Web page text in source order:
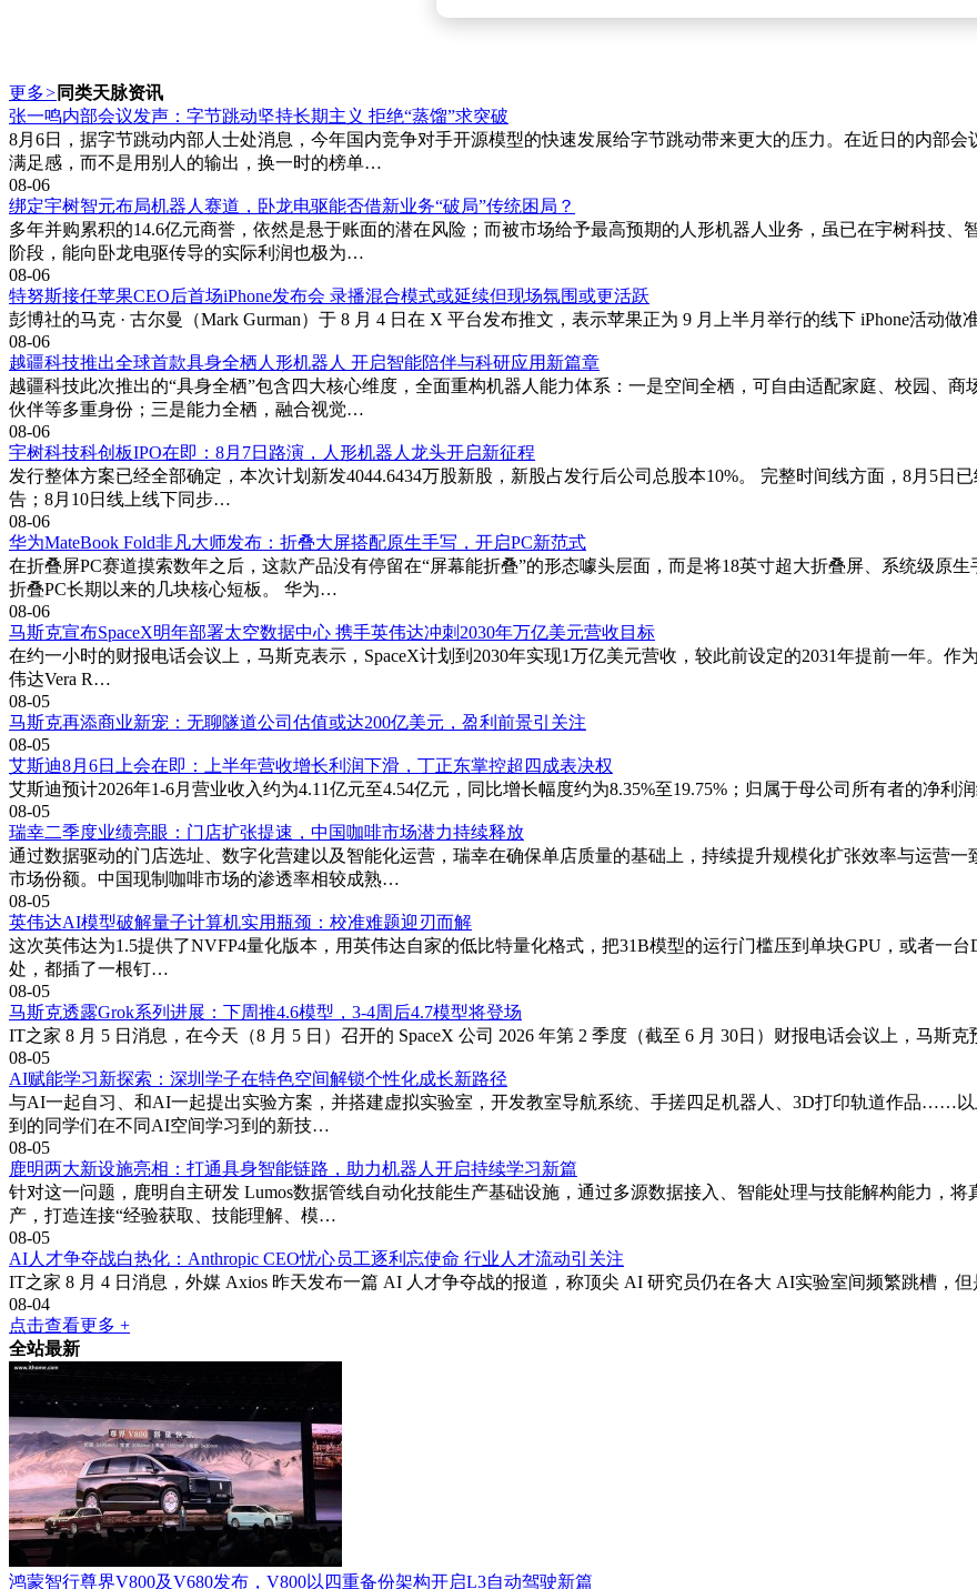
更多> 同类天脉资讯
张一鸣内部会议发声：字节跳动坚持长期主义 拒绝“蒸馏”求突破
8月6日，据字节跳动内部人士处消息，今年国内竞争对手开源模型的快速发展给字节跳动带来更大的压力。在近日的内部
满足感，而不是用别人的输出，换一时的榜单…
08-06
绑定宇树智元布局机器人赛道，卧龙电驱能否借新业务“破局”传统困局？
多年并购累积的14.6亿元商誉，依然是悬于账面的潜在风险；而被市场给予最高预期的人形机器人业务，虽已在宇树科技
阶段，能向卧龙电驱传导的实际利润也极为…
08-06
特努斯接任苹果CEO后首场iPhone发布会 录播混合模式或延续但现场氛围或更活跃
彭博社的马克 · 古尔曼（Mark Gurman）于 8 月 4 日在 X 平台发布推文，表示苹果正为 9 月上半月举行的线下 iPhone活动
08-06
越疆科技推出全球首款具身全栖人形机器人 开启智能陪伴与科研应用新篇章
越疆科技此次推出的“具身全栖”包含四大核心维度，全面重构机器人能力体系：一是空间全栖，可自由适配家庭、校园、
伙伴等多重身份；三是能力全栖，融合视觉…
08-06
宇树科技科创板IPO在即：8月7日路演，人形机器人龙头开启新征程
发行整体方案已经全部确定，本次计划新发4044.6434万股新股，新股占发行后公司总股本10%。 完整时间线方面，8月5日
告；8月10日线上线下同步…
08-06
华为MateBook Fold非凡大师发布：折叠大屏搭配原生手写，开启PC新范式
在折叠屏PC赛道摸索数年之后，这款产品没有停留在“屏幕能折叠”的形态噱头层面，而是将18英寸超大折叠屏、系统级原
折叠PC长期以来的几块核心短板。 华为…
08-06
马斯克宣布SpaceX明年部署太空数据中心 携手英伟达冲刺2030年万亿美元营收目标
在约一小时的财报电话会议上，马斯克表示，SpaceX计划到2030年实现1万亿美元营收，较此前设定的2031年提前一年。作
伟达Vera R…
08-05
马斯克再添商业新宠：无聊隧道公司估值或达200亿美元，盈利前景引关注
08-05
艾斯迪8月6日上会在即：上半年营收增长利润下滑，丁正东掌控超四成表决权
艾斯迪预计2026年1-6月营业收入约为4.11亿元至4.54亿元，同比增长幅度约为8.35%至19.75%；归属于母公司所有者的净利
08-05
瑞幸二季度业绩亮眼：门店扩张提速，中国咖啡市场潜力持续释放
通过数据驱动的门店选址、数字化营建以及智能化运营，瑞幸在确保单店质量的基础上，持续提升规模化扩张效率与运营
市场份额。中国现制咖啡市场的渗透率相较成熟…
08-05
英伟达AI模型破解量子计算机实用瓶颈：校准难题迎刃而解
这次英伟达为1.5提供了NVFP4量化版本，用英伟达自家的低比特量化格式，把31B模型的运行门槛压到单块GPU，或者一
处，都插了一根钉…
08-05
马斯克透露Grok系列进展：下周推4.6模型，3-4周后4.7模型将登场
IT之家 8 月 5 日消息，在今天（8 月 5 日）召开的 SpaceX 公司 2026 年第 2 季度（截至 6 月 30日）财报电话会议上，马斯
08-05
AI赋能学习新探索：深圳学子在特色空间解锁个性化成长新路径
与AI一起自习、和AI一起提出实验方案，并搭建虚拟实验室，开发教室导航系统、手搓四足机器人、3D打印轨道作品……
到的同学们在不同AI空间学习到的新技…
08-05
鹿明两大新设施亮相：打通具身智能链路，助力机器人开启持续学习新篇
针对这一问题，鹿明自主研发 Lumos数据管线自动化技能生产基础设施，通过多源数据接入、智能处理与技能解构能力，
产，打造连接“经验获取、技能理解、模…
08-05
AI人才争夺战白热化：Anthropic CEO忧心员工逐利忘使命 行业人才流动引关注
IT之家 8 月 4 日消息，外媒 Axios 昨天发布一篇 AI 人才争夺战的报道，称顶尖 AI 研究员仍在各大 AI实验室间频繁跳槽，
08-04
点击查看更多 +
全站最新
鸿蒙智行尊界V800及V680发布，V800以四重备份架构开启L3自动驾驶新篇